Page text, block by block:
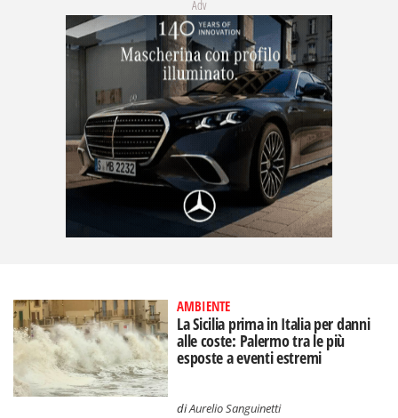
Adv
AMBIENTE
La Sicilia prima in Italia per danni
alle coste: Palermo tra le più
esposte a eventi estremi
diAurelio Sanguinetti